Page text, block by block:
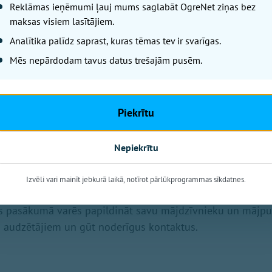
lauku dzīvesveidu, kā arī iepazīstināt
īpaši akcentējot Latvijas vietējās šķirnes.
jo, tikai nostiprinot interesi par putnu un dzīvnieku
mērķtiecīga un ilgtspējīga nozares attīstība mazajās
plašai auditorijai – sākot no pilsētniekiem, kas
Latvijas lauku iemītnieku krāšņo plejādi, beidzot ar
pasākumā varēs papildināt savu mājdzīvnieku un
un gūt noderīgus kontaktus.
Reklāmas ieņēmumi ļauj mums saglabāt OgreNet ziņas bez
maksas visiem lasītājiem.
Analītika palīdz saprast, kuras tēmas tev ir svarīgas.
Mēs nepārdodam tavus datus trešajām pusēm.
Piekrītu
Nepiekrītu
Izvēli vari mainīt jebkurā laikā, notīrot pārlūkprogrammas sīkdatnes.